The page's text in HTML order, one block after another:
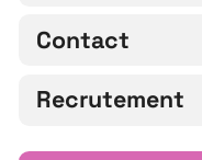
Contact
Recrutement